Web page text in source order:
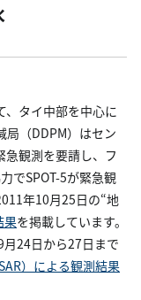
、タイ中部を中心に
局（DDPM）はセン
急観測を要請し、フ
でSPOT-5が緊急観
年10月25日の“地
果を掲載しています。
24日から27日まで
）による観測結果